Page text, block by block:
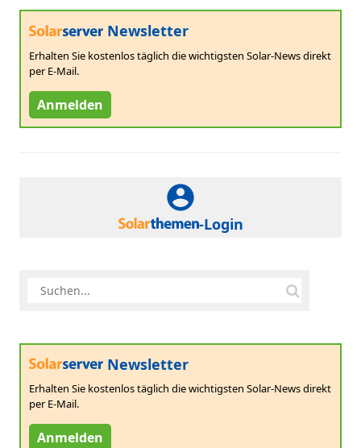
Newsletter
Erhalten Sie kostenlos täglich die wichtigsten Solar-News direkt
per E-Mail.
Anmelden
-Login
Newsletter
Erhalten Sie kostenlos täglich die wichtigsten Solar-News direkt
per E-Mail.
Anmelden